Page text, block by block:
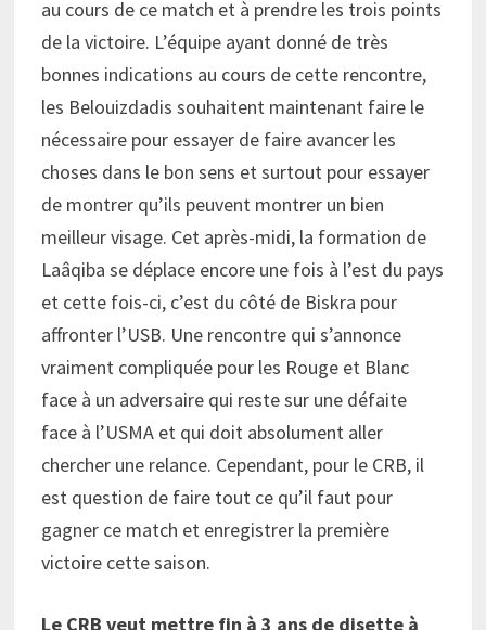
au cours de ce match et à prendre les trois points
de la victoire. L’équipe ayant donné de très
bonnes indications au cours de cette rencontre,
les Belouizdadis souhaitent maintenant faire le
nécessaire pour essayer de faire avancer les
choses dans le bon sens et surtout pour essayer
de montrer qu’ils peuvent montrer un bien
meilleur visage. Cet après-midi, la formation de
Laâqiba se déplace encore une fois à l’est du pays
et cette fois-ci, c’est du côté de Biskra pour
affronter l’USB. Une rencontre qui s’annonce
vraiment compliquée pour les Rouge et Blanc
face à un adversaire qui reste sur une défaite
face à l’USMA et qui doit absolument aller
chercher une relance. Cependant, pour le CRB, il
est question de faire tout ce qu’il faut pour
gagner ce match et enregistrer la première
victoire cette saison.
Le CRB veut mettre fin à 3 ans de disette à